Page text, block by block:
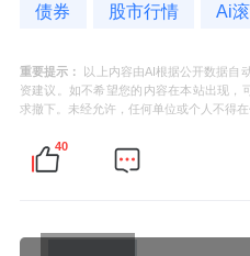
债券 股市行情 Ai
重要提示：
以上内容由AI根据公开数据自
资建议。如不希望您的内容在本站出现，
求撤下。未经允许，任何单位或个人不得
40